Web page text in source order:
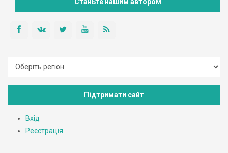
Підтримати сайт
Вхід
Реєстрація